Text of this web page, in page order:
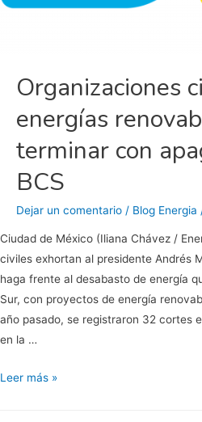
Organizaciones
energías
terminar con
BCS
Dejar un comentario / Blog Energia
Ciudad de México (Iliana Chávez /
civiles exhortan al presidente Andrés
haga frente al desabasto de energía
Sur, con proyectos de energía
año pasado, se registraron 32 cortes
en la …
Organizaciones
Leer más »